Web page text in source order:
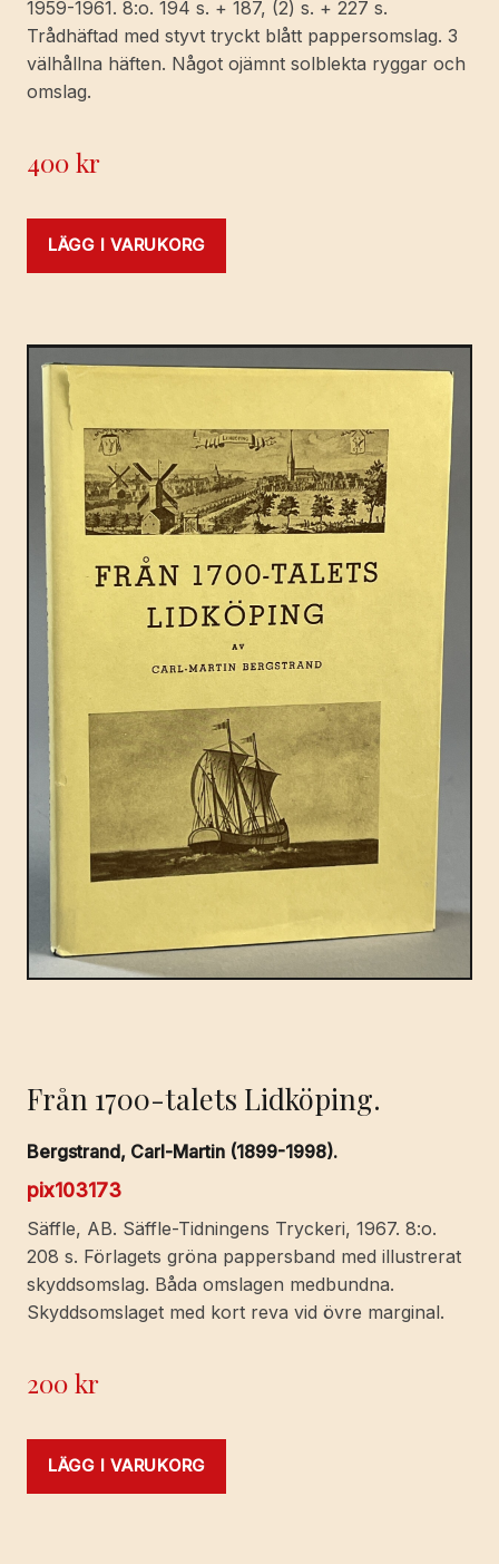
1959-1961. 8:o. 194 s. + 187, (2) s. + 227 s.
Trådhäftad med styvt tryckt blått pappersomslag. 3
välhållna häften. Något ojämnt solblekta ryggar och
omslag.
400kr
LÄGG I VARUKORG
Från 1700-talets Lidköping.
Bergstrand, Carl-Martin (1899-1998).
pix103173
Säffle, AB. Säffle-Tidningens Tryckeri, 1967. 8:o.
208 s. Förlagets gröna pappersband med illustrerat
skyddsomslag. Båda omslagen medbundna.
Skyddsomslaget med kort reva vid övre marginal.
200kr
LÄGG I VARUKORG